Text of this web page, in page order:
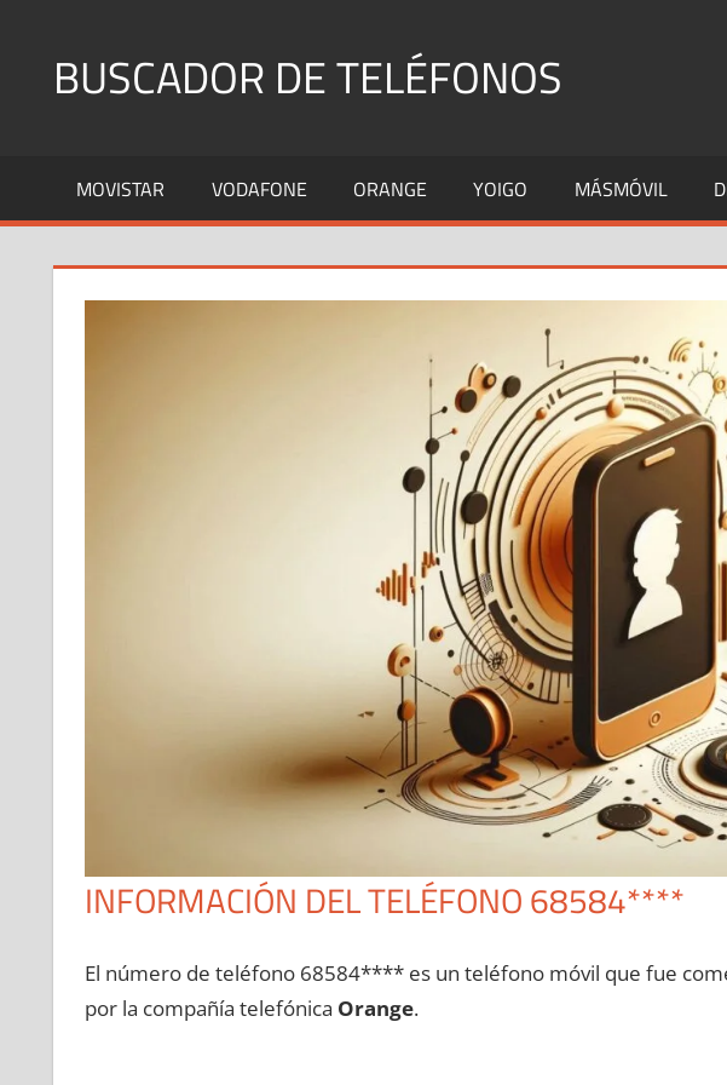
contenidoBUSCADOR DE TELÉFONOS
Fijos
y
MOVISTAR VODAFONE ORANGE YOIGO MÁSMÓVIL
INFORMACIÓN DEL TELÉFONO 68584****
El número dе teléfono 68584**** es un teléfono móvil quе fue
pοr la compañía telefónica Orange.